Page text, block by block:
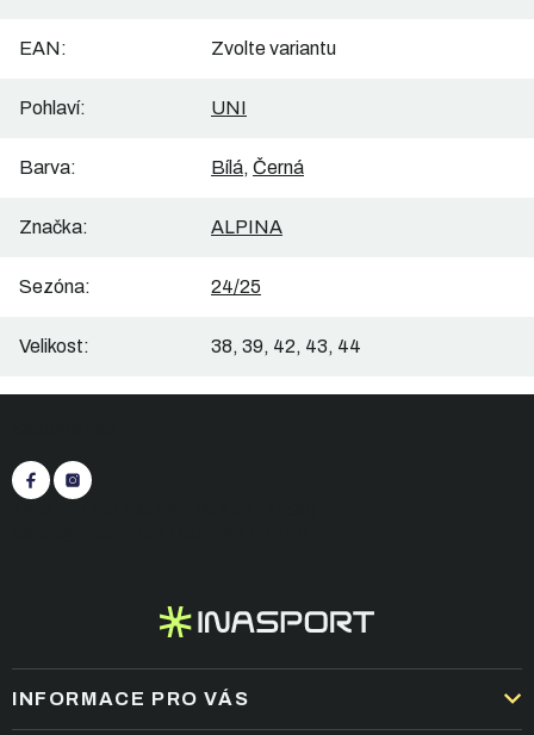
EAN: Zvolte variantu
Pohlaví: UNI
Barva: Bílá, Černá
Značka: ALPINA
Sezóna: 24/25
Velikost: 38, 39, 42, 43, 44
a
INFORMACE PRO VÁS